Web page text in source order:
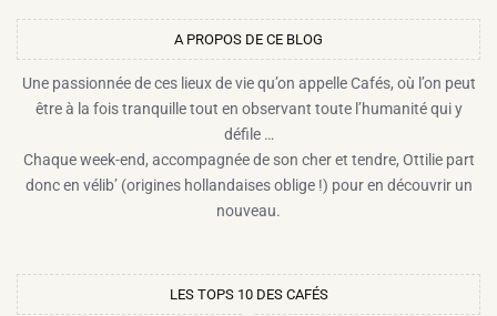
A PROPOS DE CE BLOG​
Une passionnée de ces lieux de vie qu’on appelle Cafés, où l’on peut
être à la fois tranquille tout en observant toute l’humanité qui y
défile …
Chaque week-end, accompagnée de son cher et tendre, Ottilie part
donc en vélib’ (origines hollandaises oblige !) pour en découvrir un
nouveau.
LES TOPS 10 DES CAFÉS